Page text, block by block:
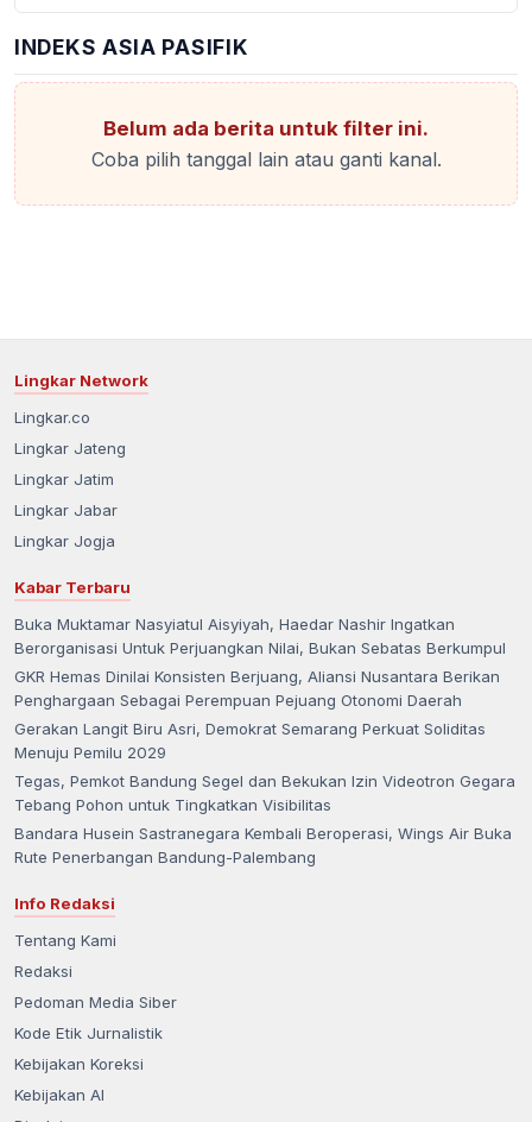
INDEKS ASIA PASIFIK
Belum ada berita untuk filter ini.
Coba pilih tanggal lain atau ganti kanal.
Lingkar Network
Lingkar.co
Lingkar Jateng
Lingkar Jatim
Lingkar Jabar
Lingkar Jogja
Kabar Terbaru
Buka Muktamar Nasyiatul Aisyiyah, Haedar Nashir Ingatkan
Berorganisasi Untuk Perjuangkan Nilai, Bukan Sebatas Berkumpul
GKR Hemas Dinilai Konsisten Berjuang, Aliansi Nusantara Berikan
Penghargaan Sebagai Perempuan Pejuang Otonomi Daerah
Gerakan Langit Biru Asri, Demokrat Semarang Perkuat Soliditas
Menuju Pemilu 2029
Tegas, Pemkot Bandung Segel dan Bekukan Izin Videotron Gegara
Tebang Pohon untuk Tingkatkan Visibilitas
Bandara Husein Sastranegara Kembali Beroperasi, Wings Air Buka
Rute Penerbangan Bandung-Palembang
Info Redaksi
Tentang Kami
Redaksi
Pedoman Media Siber
Kode Etik Jurnalistik
Kebijakan Koreksi
Kebijakan AI